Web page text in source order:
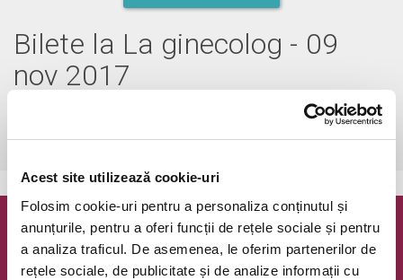
Acest site utilizează cookie-uri
Folosim cookie-uri pentru a personaliza conținutul și
anunțurile, pentru a oferi funcții de rețele sociale și pentru
a analiza traficul. De asemenea, le oferim partenerilor de
rețele sociale, de publicitate și de analize informații cu
Bilete la La ginecolog - 09
nov 2017
Bucuresti, The Hubvezi pe harta
Newsletter @ Bilete.ro